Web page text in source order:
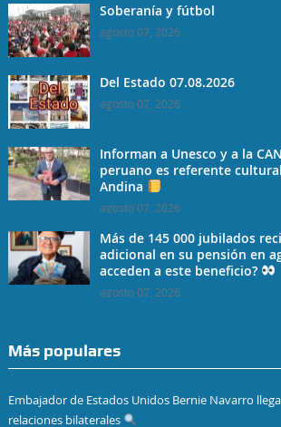
Soberanía y fútbol
agosto 07, 2026
Del Estado 07.08.2026
agosto 07, 2026
Informan a Unesco y a la
peruano es referente
Andina
agosto 07, 2026
Más de 145 000 jubilados
adicional en su pensión en
acceden a este beneficio?
agosto 07, 2026
Más populares
Embajador de Estados Unidos Bernie Navarro
relaciones bilaterales